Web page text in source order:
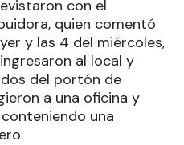
con el
quien comentó
y las 4 del miércoles,
al local y
del portón de
a una oficina y
una